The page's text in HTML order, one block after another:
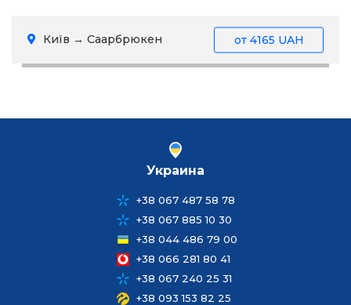
Київ → Саарбрюкен от 4165 UAH
Украина
+38 067 487 58 78
+38 067 885 10 30
+38 044 486 79 00
+38 066 281 80 41
+38 067 240 25 31
+38 093 153 82 25